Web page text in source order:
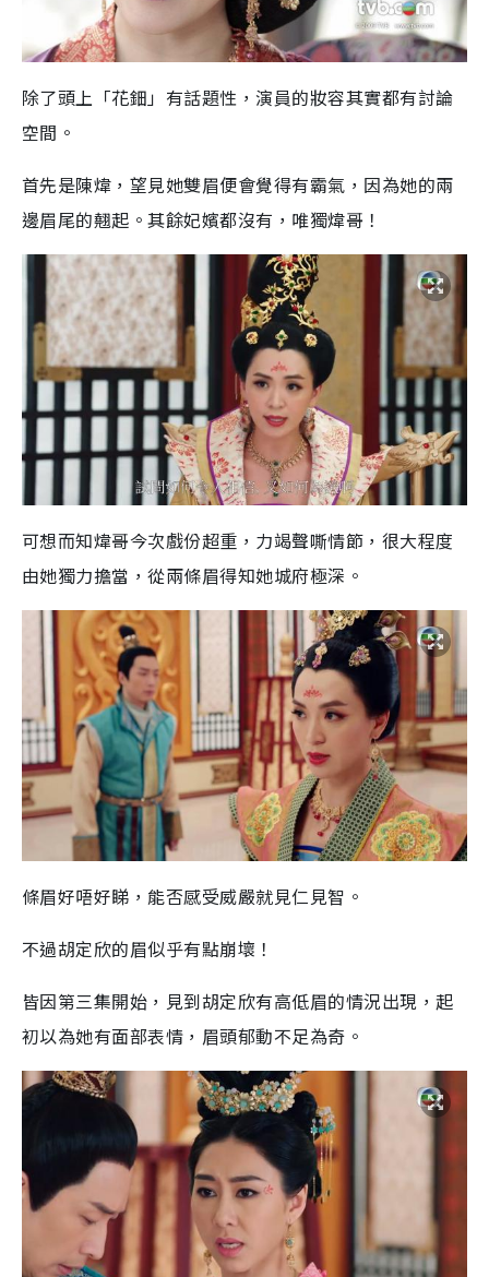
除了頭上「花鈿」有話題性，演員的妝容其實都有討論
空間。
首先是陳煒，望見她雙眉便會覺得有霸氣，因為她的兩
邊眉尾的翹起。其餘妃嬪都沒有，唯獨煒哥！
可想而知煒哥今次戲份超重，力竭聲嘶情節，很大程度
由她獨力擔當，從兩條眉得知她城府極深。
條眉好唔好睇，能否感受威嚴就見仁見智。
不過胡定欣的眉似乎有點崩壞！
皆因第三集開始，見到胡定欣有高低眉的情況出現，起
初以為她有面部表情，眉頭郁動不足為奇。